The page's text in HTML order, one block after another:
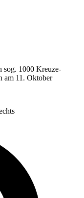
sog. 1000 Kreuze-
am 11. Oktober